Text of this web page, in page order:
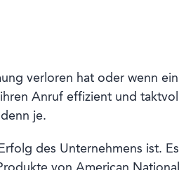
verloren hat oder wenn ein
Anruf effizient und taktvoll
je.
des Unternehmens ist. Es